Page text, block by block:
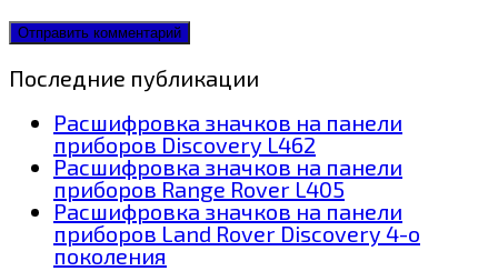
Последние публикации
Расшифровка значков на панели
приборов Discovery L462
Расшифровка значков на панели
приборов Range Rover L405
Расшифровка значков на панели
приборов Land Rover Discovery 4-о
поколения